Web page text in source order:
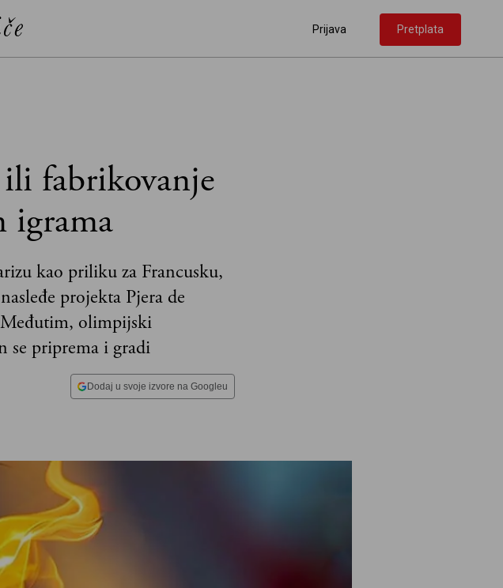
Prijava Pretplata
fabrikovanje
igrama
kao priliku za Francusku,
projekta Pjera de
olimpijski
se priprema i gradi
Dodaj u svoje izvore na Googleu